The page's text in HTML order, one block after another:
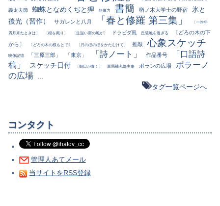
義太夫節 蜘蛛となめくぢと狸 想像力 書簡 楢ノ木大学士の野宿
氷と
後光（習作）
サガレンと八月 「春と修羅 第三集」 〔一昨年
四月来たときは〕 〔根を截り〕 〔生温い南の風が〕 ドラビダ風 丘陵地を過ぎる
〔どろの木の下
から〕
〔どろの木の根もとで〕 〔月のほのほをかたむけて〕 推敲 心象スケッチ
映像記憶 「三原三部」 「東京」 「詩ノート」 作品番号
「口語詩
稿」
スケッチ日付 〔朝日が青く〕 軍馬補充部主事 ポランの広場
ポラーノ
の広場
...
タグ一覧ページへ
コンタクト
管理人あてメール
当サイトをRSS登録